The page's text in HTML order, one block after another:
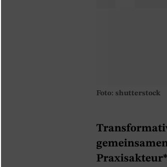
Foto: shutterstock